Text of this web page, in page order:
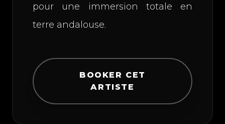
pour une immersion totale en
terre andalouse.
BOOKER CET
ARTISTE